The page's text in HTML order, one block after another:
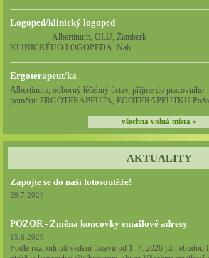
Logoped/klinický logoped
Albertinum, OLÚ,
KLINICKÉHO LOGOPEDA Nab...
Ergoterapeut/ka
Albertinum, odborný léčebný ústav, přijme do pracovního
poměru: ERGOTERAPEUTA, EGOTERAPEUTKU
všechna volná místa »
AKTUALITY
Zapojte se do naší fotosoutěže!
29.7.2026
POZOR - Změna koncovky emailové adresy
15.6.2026
Podle rozhodnutí vedení ústavu od 1. 7. 2026 již nebudou